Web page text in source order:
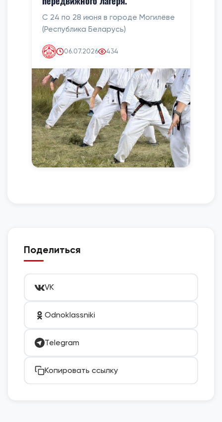
С 24 по 28 июня в городе Могилёве
(Республика Беларусь)
06.07.2026 434
Поделиться
VK
Odnoklassniki
Telegram
Копировать ссылку